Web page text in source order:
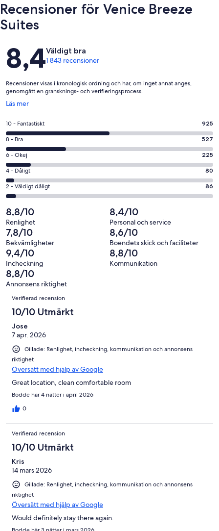
Recensioner för Venice Breeze
Suites
Recensioner
8,4Väldigt bra
1 843 recensioner
Recensioner visas i kronologisk ordning och har, om inget annat anges,
genomgått en gransknings- och verifieringsprocess.
Läs mer
Öppnas
ett
nytt
fönster
10
-
Fantastiskt
i
betyg.
925
av
1843
recensioner
10 - Fantastiskt 925
8
-
Bra
i
betyg.
527
1843
recensioner
8 - Bra 527
6
-
Okej
i
betyg.
225
av
1843
recensioner
6 - Okej 225
4
-
Dåligt
betyg.
80
av
1843
recensioner
4 - Dåligt 80
2
-
Väldigt
dåligt
i
betyg.
86
av
1843
recensioner
2 - Väldigt dåligt 86
8,8/10
Renlighet
8,4/10
Personal och service
7,8/10
Bekvämligheter
8,6/10
Boendets skick och faciliteter
9,4/10
Incheckning
8,8/10
Kommunikation
8,8/10
Annonsens riktighet
Recensioner
Verifierad recension
10/10 Utmärkt
Jose
7 apr. 2026
Gillade: Renlighet, incheckning, kommunikation och annonsens
riktighet
Översätt med hjälp av Google
Great location, clean comfortable room
Bodde här 4 nätter i april 2026
0
Verifierad recension
10/10 Utmärkt
Kris
14 mars 2026
Gillade: Renlighet, incheckning, kommunikation och annonsens
riktighet
Översätt med hjälp av Google
Would definitely stay there again.